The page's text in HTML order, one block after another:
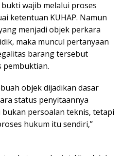
wajib melalui proses
ketentuan KUHAP. Namun
menjadi objek perkara
maka muncul pertanyaan
barang tersebut
pembuktian.
objek dijadikan dasar
status penyitaannya
persoalan teknis, tetapi
hukum itu sendiri,”